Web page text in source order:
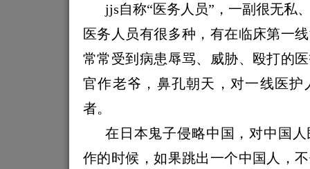
jjs自称“医务人员”，一副很无私
医务人员有很多种，有在临床第一
常常受到病患辱骂、威胁、殴打的
官作老爷，鼻孔朝天，对一线医护
者。
在日本鬼子侵略中国，对中国
作的时候，如果跳出一个中国人，